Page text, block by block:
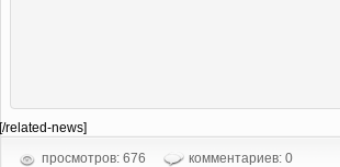
[/related-news]
просмотров: 676
комментариев: 0